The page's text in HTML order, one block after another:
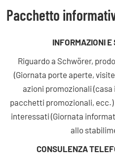
Pacchetto
INFORMAZIONI E
Riguardo a Schwörer,
(Giornata porte aperte,
azioni promozionali
pacchetti promozionali,
interessati (Giornata
allo
CONSULENZA